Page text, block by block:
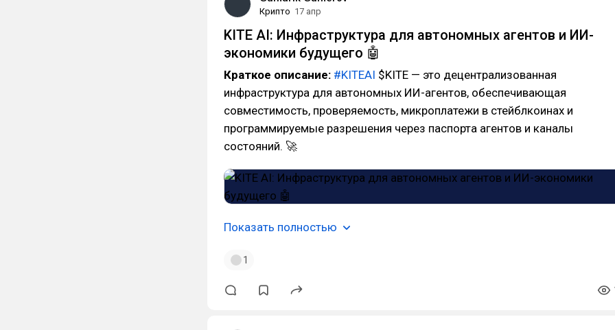
Крипто 17 апр
KITE AI: Инфраструктура для автономных агентов и ИИ-
экономики будущего 🤖
Краткое описание: #KITEAI $KITE — это децентрализованная
инфраструктура для автономных ИИ-агентов, обеспечивающая
совместимость, проверяемость, микроплатежи в стейблкоинах и
программируемые разрешения через паспорта агентов и каналы
состояний. 🚀
Показать полностью
1